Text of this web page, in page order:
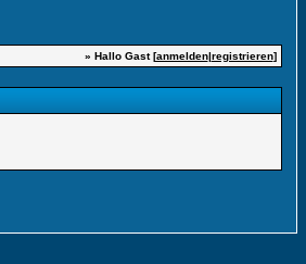
» Hallo Gast [anmelden|registrieren]